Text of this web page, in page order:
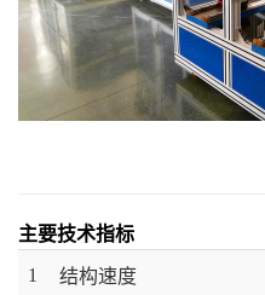
主要技术指标
1
结构速度